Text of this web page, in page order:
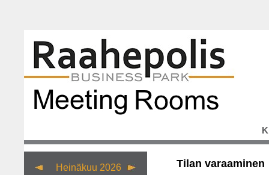
Heinäkuu 2026
Tilan varaaminen